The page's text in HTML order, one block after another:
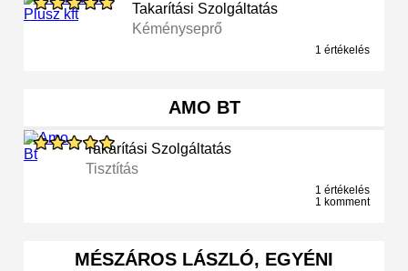
Takarítási Szolgáltatás
Kéményseprő
1 értékelés
AMO BT
Takarítási Szolgáltatás
Tisztítás
1 értékelés
1 komment
MÉSZÁROS LÁSZLÓ, EGYÉNI